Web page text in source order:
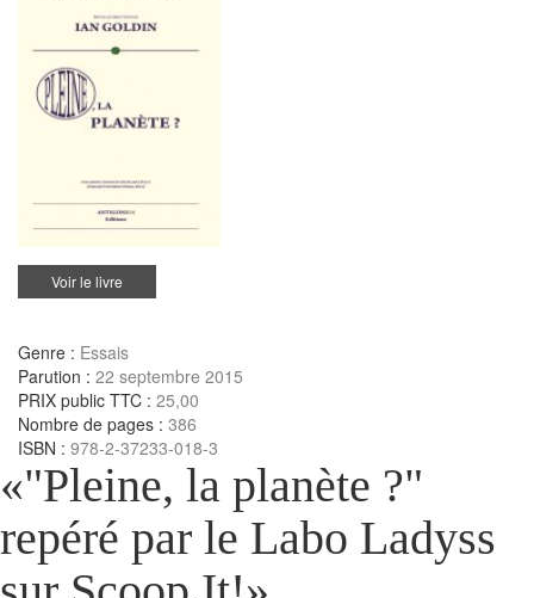
Voir le livre
Genre : Essais
Parution : 22 septembre 2015
PRIX public TTC : 25,00
Nombre de pages : 386
ISBN : 978-2-37233-018-3
«"Pleine, la planète ?"
repéré par le Labo Ladyss